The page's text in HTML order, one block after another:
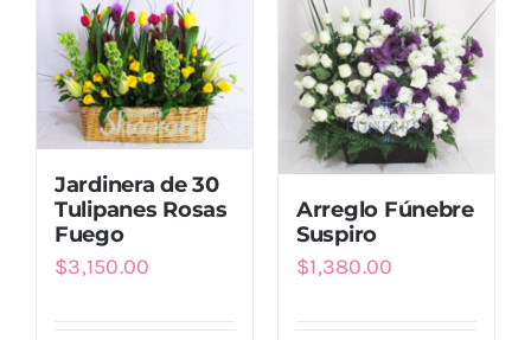
Jardinera de 30
Tulipanes Rosas
Fuego
$3,150.00
Arreglo Fúnebre
Suspiro
$1,380.00